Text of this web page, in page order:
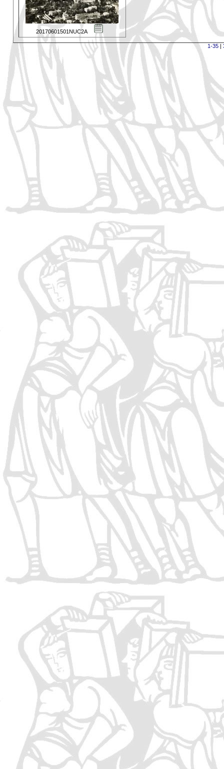
20170601501NUC2A
1-35|